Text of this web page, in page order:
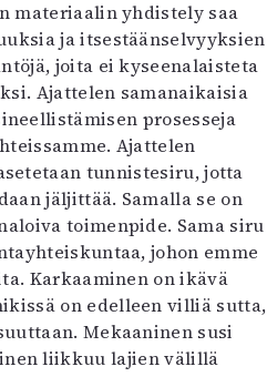
materiaalin yhdistely saa
ja itsestäänselvyyksien
joita ei kyseenalaisteta
Ajattelen samanaikaisia
prosesseja
Ajattelen
tunnistesiru, jotta
jäljittää. Samalla se on
toimenpide. Sama siru
johon emme
Karkaaminen on ikävä
on edelleen villiä sutta,
Mekaaninen susi
liikkuu lajien välillä